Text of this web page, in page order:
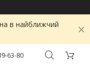
в найближчий
63-80